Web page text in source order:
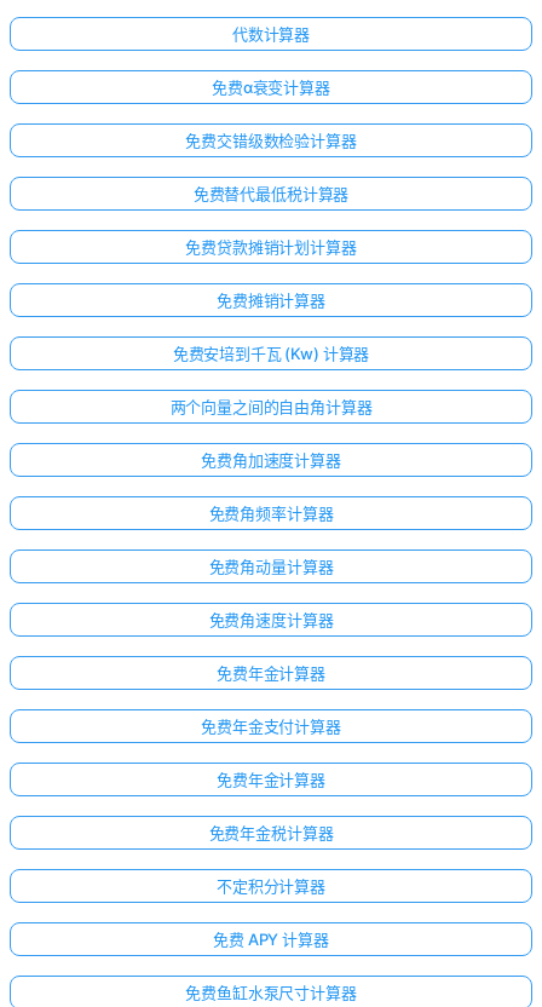
代数计算器
免费α衰变计算器
免费交错级数检验计算器
免费替代最低税计算器
免费贷款摊销计划计算器
免费摊销计算器
免费安培到千瓦 (Kw) 计算器
两个向量之间的自由角计算器
免费角加速度计算器
免费角频率计算器
免费角动量计算器
免费角速度计算器
免费年金计算器
免费年金支付计算器
免费年金计算器
免费年金税计算器
不定积分计算器
免费 APY 计算器
免费鱼缸水泵尺寸计算器